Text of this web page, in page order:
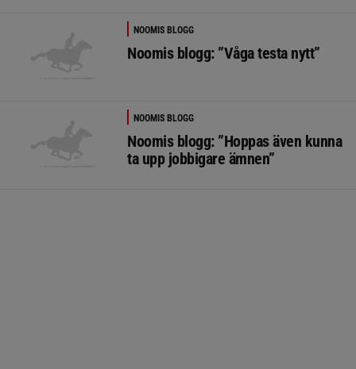
NOOMIS BLOGG
Noomis blogg: ”Våga testa nytt”
NOOMIS BLOGG
Noomis blogg: ”Hoppas även kunna
ta upp jobbigare ämnen”